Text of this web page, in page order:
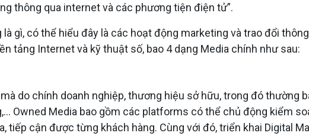
thông qua internet và các phương tiện điện tử”.
gì, có thể hiểu đây là các hoạt động marketing và trao đổi
tảng Internet và kỹ thuật số, bao 4 dạng Media chính như sau:
do chính doanh nghiệp, thương hiệu sở hữu, trong đó thường
Owned Media bao gồm các platforms có thể chủ động kiểm
tiếp cận được từng khách hàng. Cùng với đó, triển khai Digital